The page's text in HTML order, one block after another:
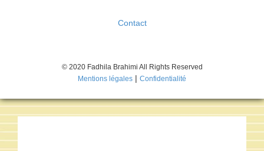
Contact
© 2020 Fadhila Brahimi All Rights Reserved
Mentions légales | Confidentialité